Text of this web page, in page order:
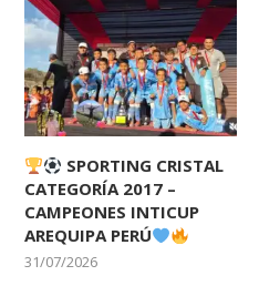
SPORTING CRISTAL
CATEGORÍA 2017 –
CAMPEONES INTICUP
AREQUIPA PERÚ
31/07/2026